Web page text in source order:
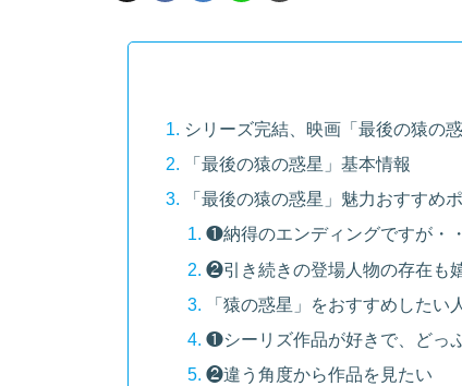
シリーズ完結、映画「最後の猿の
「最後の猿の惑星」基本情報
「最後の猿の惑星」魅力おすすめ
❶納得のエンディングですが・
❷引き続きの登場人物の存在も
「猿の惑星」をおすすめしたい人
❶シーリズ作品が好きで、どっ
❷違う角度から作品を見たい